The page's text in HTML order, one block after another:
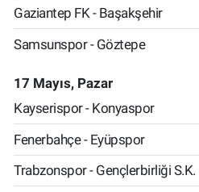
Gaziantep FK - Başakşehir
Samsunspor - Göztepe
17 Mayıs, Pazar
Kayserispor - Konyaspor
Fenerbahçe - Eyüpspor
Trabzonspor - Gençlerbirliği S.K.